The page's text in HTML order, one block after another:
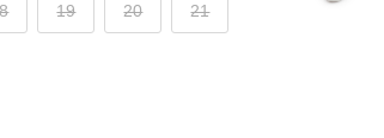
19 20 21